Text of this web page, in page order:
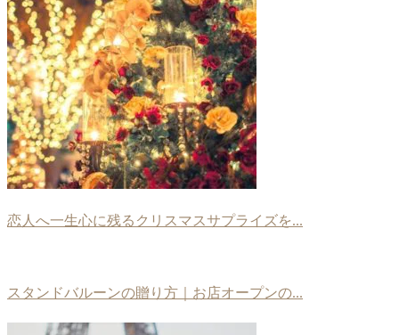
恋人へ一生心に残るクリスマスサプライズを...
スタンドバルーンの贈り方｜お店オープンの...